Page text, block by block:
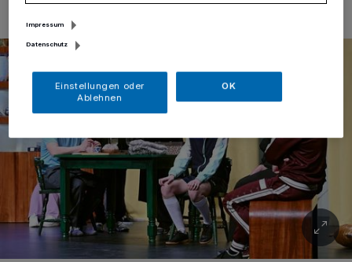
Impressum
Datenschutz
Einstellungen oder
Ablehnen
OK